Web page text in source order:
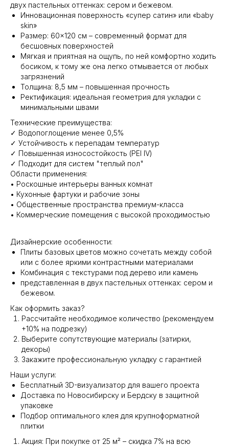
двух пастельных оттенках: сером и бежевом.
Инновационная поверхность «супер сатин» или «baby
skin»
Размер: 60×120 см – современный формат для
бесшовных поверхностей
Мягкая и приятная на ощупь, по ней комфортно ходить
босиком, к тому же она легко отмывается от любых
загрязнений
Толщина: 8,5 мм – повышенная прочность
Ректификация: идеальная геометрия для укладки с
минимальными швами
Технические преимущества:
✓ Водопоглощение менее 0,5%
✓ Устойчивость к перепадам температур
✓ Повышенная износостойкость (PEI IV)
✓ Подходит для систем "теплый пол"
Области применения:
• Роскошные интерьеры ванных комнат
• Кухонные фартуки и рабочие зоны
• Общественные пространства премиум-класса
• Коммерческие помещения с высокой проходимостью
Дизайнерские особенности:
Плиты базовых цветов можно сочетать между собой
или с более яркими контрастными материалами
Комбинация с текстурами под дерево или камень
представленная в двух пастельных оттенках: сером и
бежевом.
Как оформить заказ?
Рассчитайте необходимое количество (рекомендуем
+10% на подрезку)
Выберите сопутствующие материалы (затирки,
декоры)
Закажите профессиональную укладку с гарантией
Наши услуги:
Бесплатный 3D-визуализатор для вашего проекта
Доставка по Новосибирску и Бердску в защитной
упаковке
Подбор оптимального клея для крупноформатной
плитки
Акция: При покупке от 25 м² – скидка 7% на всю